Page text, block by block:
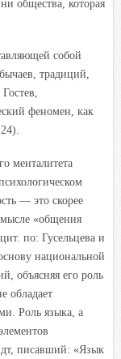
общества, которая
собой
традиций,
феномен, как
менталитета
— это скорее
«общения
по: Гусельцева и
национальной
объясняя его роль
обладает
Роль языка, а
писавший: «Язык